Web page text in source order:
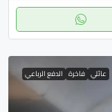
عائلي فاخرة الدفع الرباعي